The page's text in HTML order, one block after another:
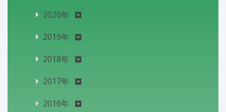
2020年
2019年
2018年
2017年
2016年